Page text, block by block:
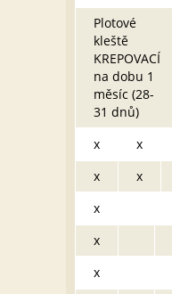
Plotové
kleště
KREPOVACÍ
na dobu 1
měsíc (28-
31 dnů)
x x
x
x
x
x
x